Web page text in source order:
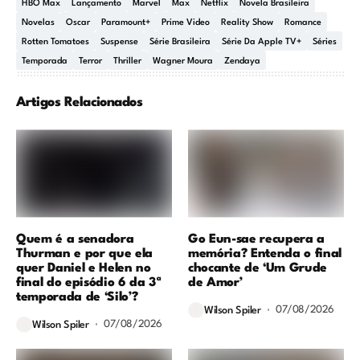
HBO Max Lançamento Marvel Max Netflix Novela Brasileira
Novelas Oscar Paramount+ Prime Video Reality Show Romance
Rotten Tomatoes Suspense Série Brasileira Série Da Apple TV+ Séries
Temporada Terror Thriller Wagner Moura Zendaya
Artigos Relacionados
Quem é a senadora
Thurman e por que ela
quer Daniel e Helen no
final do episódio 6 da 3ª
temporada de ‘Silo’?
Wilson Spiler 07/08/2026
Go Eun-sae recupera a
memória? Entenda o final
chocante de ‘Um Grude
de Amor’
Wilson Spiler 07/08/2026